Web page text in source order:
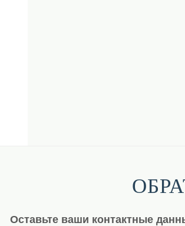
Оставьте ваши контактные